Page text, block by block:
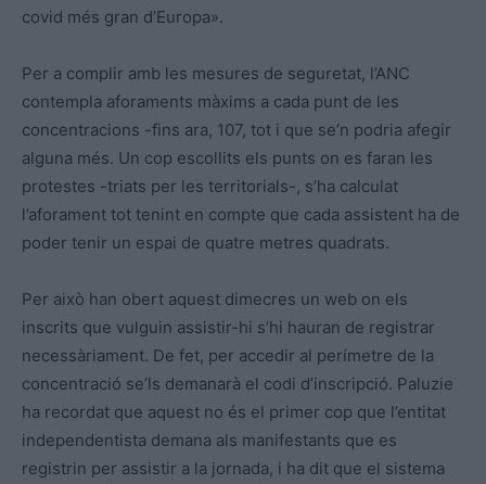
covid més gran d’Europa».
Per a complir amb les mesures de seguretat, l’ANC
contempla aforaments màxims a cada punt de les
concentracions -fins ara, 107, tot i que se’n podria afegir
alguna més. Un cop escollits els punts on es faran les
protestes -triats per les territorials-, s’ha calculat
l’aforament tot tenint en compte que cada assistent ha de
poder tenir un espai de quatre metres quadrats.
Per això han obert aquest dimecres un web on els
inscrits que vulguin assistir-hi s’hi hauran de registrar
necessàriament. De fet, per accedir al perímetre de la
concentració se’ls demanarà el codi d’inscripció. Paluzie
ha recordat que aquest no és el primer cop que l’entitat
independentista demana als manifestants que es
registrin per assistir a la jornada, i ha dit que el sistema